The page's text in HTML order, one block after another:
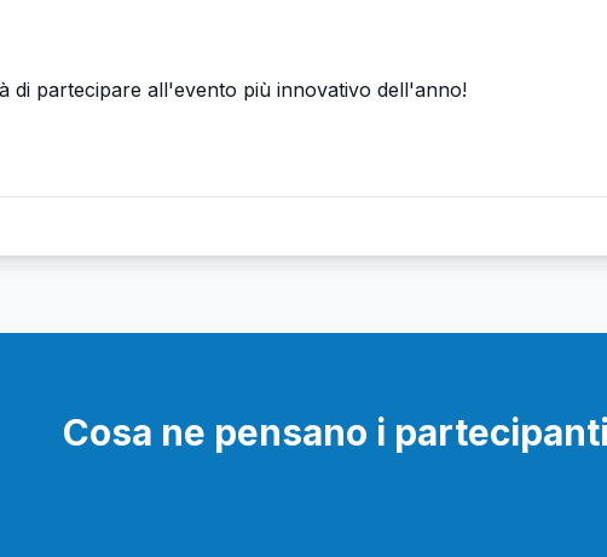
di partecipare all'evento più innovativo dell'anno!
Cosa ne pensano i